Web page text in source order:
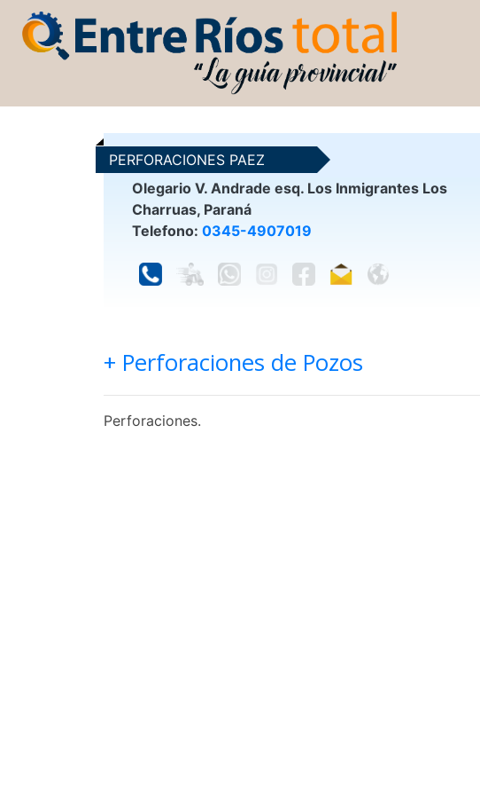
PERFORACIONES PAEZ
Olegario V. Andrade esq. Los Inmigrantes Los
Charruas, Paraná
Telefono: 0345-4907019
+ Perforaciones de Pozos
Perforaciones.